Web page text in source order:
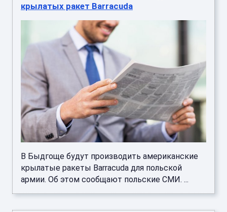
крылатых ракет Barracuda
В Быдгоще будут производить американские
крылатые ракеты Barracuda для польской
армии. Об этом сообщают польские СМИ. ...